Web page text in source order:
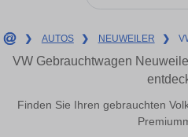
❯ AUTOS ❯ NEUWEILER ❯
VW Gebrauchtwagen
Finden Sie Ihren gebrauchten